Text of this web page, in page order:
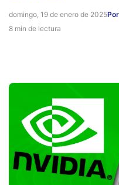
domingo, 19 de enero de 2025
8 min de lectura